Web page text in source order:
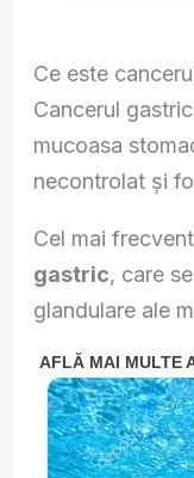
Ce este
Cancerul
mucoasa
necontrolat și
Cel mai
gastric, care
glandulare ale